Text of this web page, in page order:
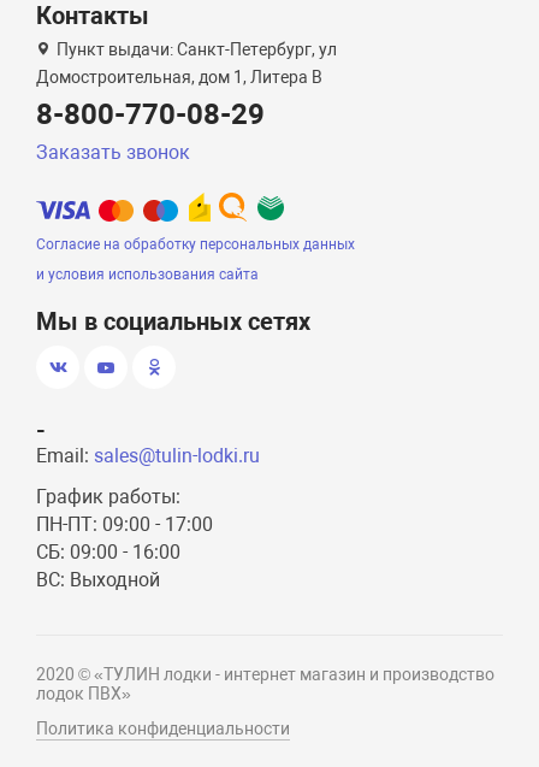
Контакты
Пункт выдачи: Санкт-Петербург, ул
Домостроительная, дом 1, Литера B
8-800-770-08-29
Заказать звонок
Согласие на обработку персональных данных
и условия использования сайта
Мы в социальных сетях
-
Email: sales@tulin-lodki.ru
График работы:
ПН-ПТ: 09:00 - 17:00
СБ: 09:00 - 16:00
ВС: Выходной
2020 © «ТУЛИН лодки - интернет магазин и производство
лодок ПВХ»
Политика конфиденциальности